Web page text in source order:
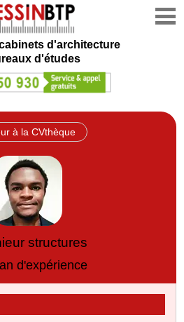
d'architecture
d'études
à la CVthèque
structures
d'expérience